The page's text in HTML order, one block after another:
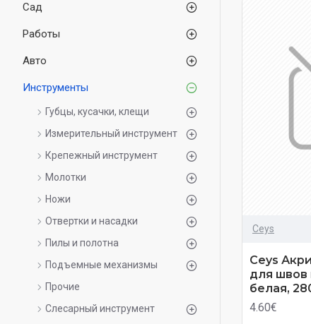
Сад
Работы
Авто
Инструменты
Губцы, кусачки, клещи
Измерительный инструмент
Крепежный инструмент
Молотки
Ножи
Отвертки и насадки
Пилы и полотна
Подъемные механизмы
Прочие
Слесарный инструмент
Ceys
Ceys
для швов
белая,
4.60€